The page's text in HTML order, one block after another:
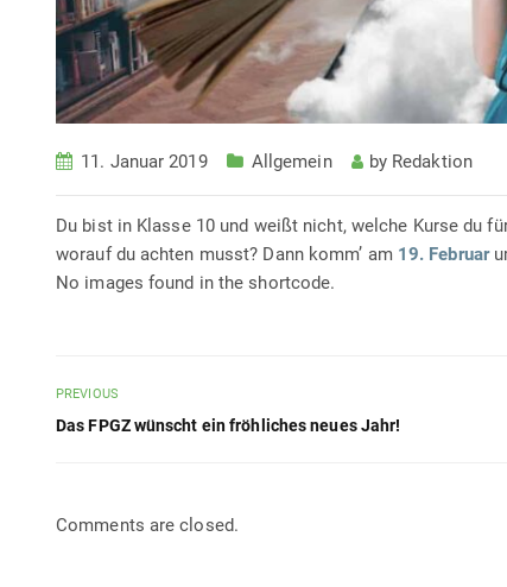
11. Januar 2019 Allgemein by Redaktion
Du bist in Klasse 10 und weißt nicht, welche Kurse du
worauf du achten musst? Dann komm’ am 19. Februar
No images found in the shortcode.
PREVIOUS
Das FPGZ wünscht ein fröhliches neues Jahr!
Comments are closed.